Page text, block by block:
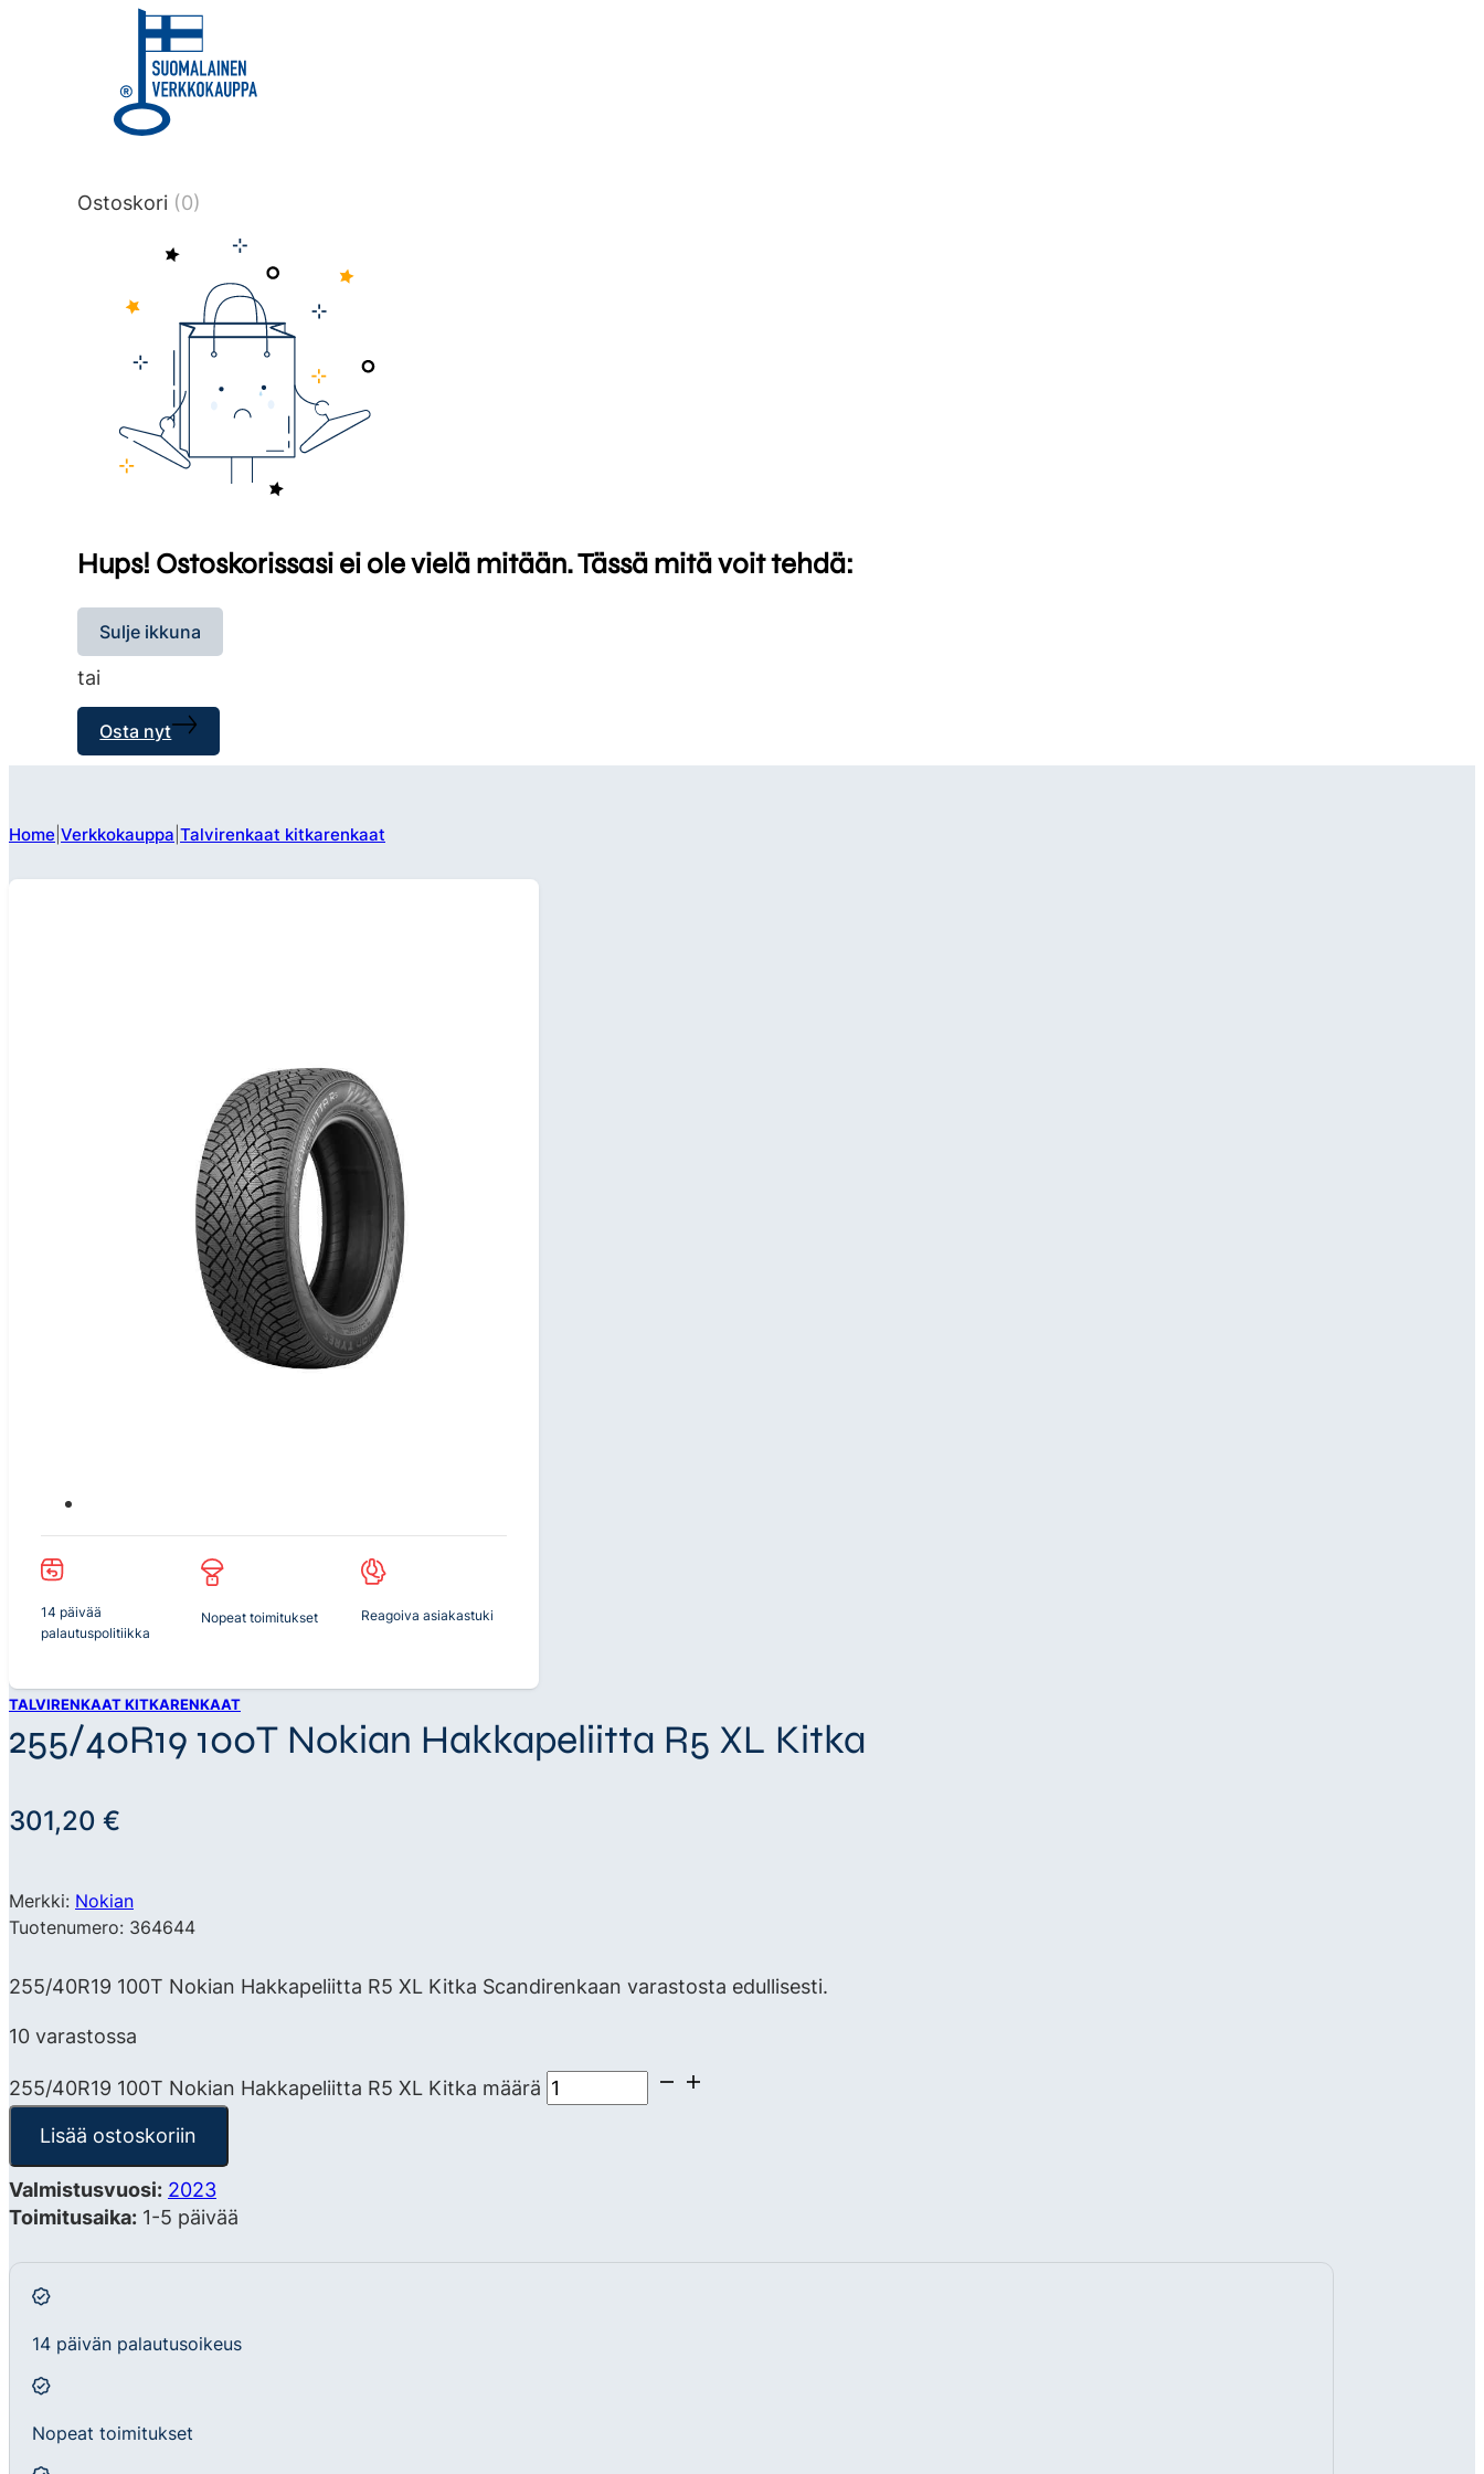
title or content.","post_type":
["product"],"ajax_loader_animation":"ripple","ajax_loader_selector":"#brxe-
tmlmvi","meta_query":
data-original-query-vars="[]" data-page="1" data-max-
Ostoskori (0)
Hups! Ostoskorissasi ei ole vielä mitään. Tässä mitä voit tehdä:
Sulje ikkuna
tai
Osta nyt
Home Verkkokauppa Talvirenkaat kitkarenkaat
14 päivää
palautuspolitiikka
Nopeat toimitukset Reagoiva asiakastuki
TALVIRENKAAT KITKARENKAAT
255/40R19 100T Nokian Hakkapeliitta R5 XL Kitka
301,20 €
Merkki: Nokian
Tuotenumero: 364644
255/40R19 100T Nokian Hakkapeliitta R5 XL Kitka Scandirenkaan varastosta edullisesti.
10 varastossa
255/40R19 100T Nokian Hakkapeliitta R5 XL Kitka määrä
Lisää ostoskoriin
Valmistusvuosi: 2023
Toimitusaika: 1-5 päivää
14 päivän palautusoikeus
Nopeat toimitukset